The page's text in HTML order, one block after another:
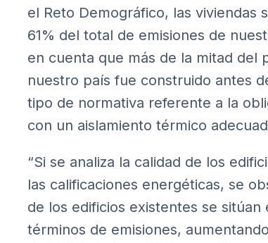
el Reto Demográfico, las viviendas
61% del total de emisiones de
en cuenta que más de la mitad del
nuestro país fue construido antes
tipo de normativa referente a la
con un aislamiento térmico
“Si se analiza la calidad de los
las calificaciones energéticas, se
de los edificios existentes se sitúan
términos de emisiones,